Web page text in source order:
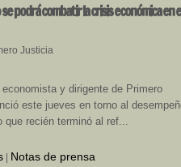
podrá combatir la crisis económica en
Justicia
y dirigente de Primero
este jueves en torno al
que recién terminó al ref...
Notas de prensa